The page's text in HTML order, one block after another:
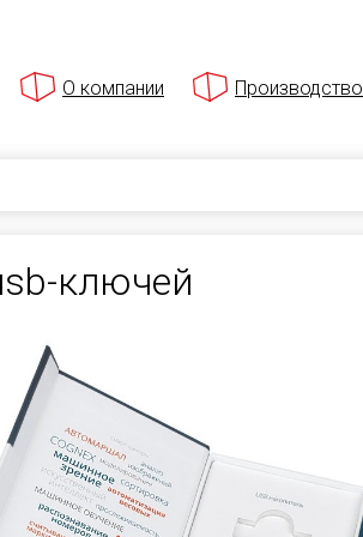
О компании Производство
ключей